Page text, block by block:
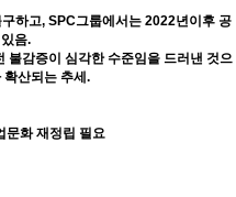
하고, SPC그룹에서는 2022년이후 공
음.
불감증이 심각한 수준임을 드러낸 것으
확산되는 추세.
문화 재정립 필요